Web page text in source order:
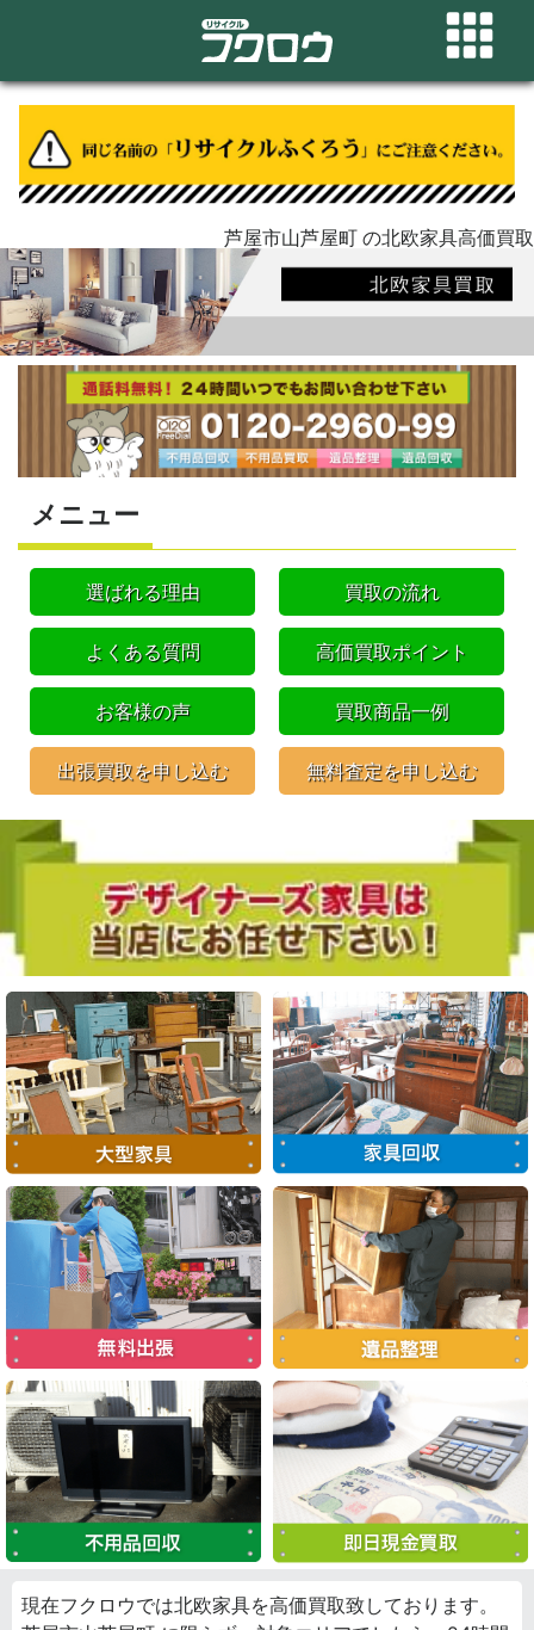
芦屋市山芦屋町 の北欧家具高価買取
メニュー
選ばれる理由 買取の流れ
よくある質問 高価買取ポイント
お客様の声 買取商品一例
出張買取を申し込む 無料査定を申し込む
現在フクロウでは北欧家具を高価買取致しております。